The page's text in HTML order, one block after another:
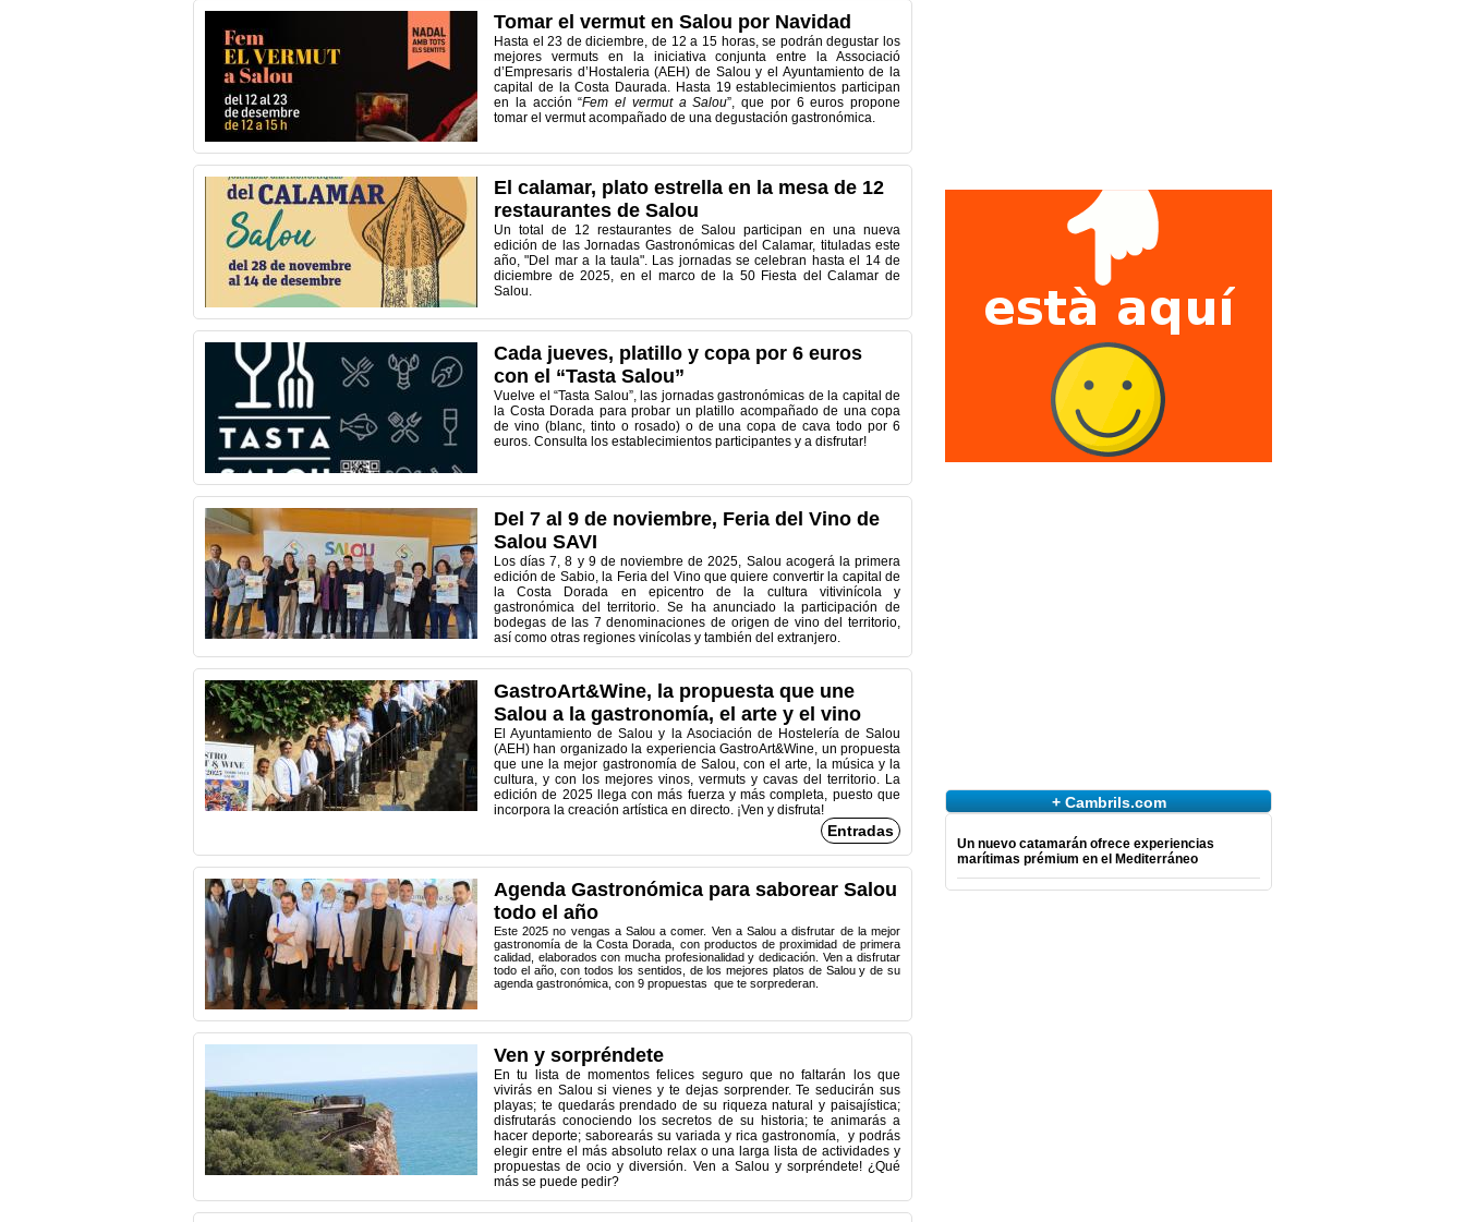
Tomar el vermut en Salou por Navidad
Hasta el 23 de diciembre, de 12 a 15 horas, se podrán degustar los
mejores vermuts en la iniciativa conjunta entre la Associació
d’Empresaris d’Hostaleria (AEH) de Salou y el Ayuntamiento de la
capital de la Costa Daurada. Hasta 19 establecimientos participan
en la acción “Fem el vermut a Salou”, que por 6 euros propone
tomar el vermut acompañado de una degustación gastronómica.
El calamar, plato estrella en la mesa de 12
restaurantes de Salou
Un total de 12 restaurantes de Salou participan en una nueva
edición de las Jornadas Gastronómicas del Calamar, tituladas este
año, "Del mar a la taula". Las jornadas se celebran hasta el 14 de
diciembre de 2025, en el marco de la 50 Fiesta del Calamar de
Salou.
Cada jueves, platillo y copa por 6 euros
con el “Tasta Salou”
Vuelve el “Tasta Salou”, las jornadas gastronómicas de la capital de
la Costa Dorada para probar un platillo acompañado de una copa
de vino (blanc, tinto o rosado) o de una copa de cava todo por 6
euros. Consulta los establecimientos participantes y a disfrutar!
Del 7 al 9 de noviembre, Feria del Vino de
Salou SAVI
Los días 7, 8 y 9 de noviembre de 2025, Salou acogerá la primera
edición de Sabio, la Feria del Vino que quiere convertir la capital de
la Costa Dorada en epicentro de la cultura vitivinícola y
gastronómica del territorio. Se ha anunciado la participación de
bodegas de las 7 denominaciones de origen de vino del territorio,
así como otras regiones vinícolas y también del extranjero.
GastroArt&Wine, la propuesta que une
Salou a la gastronomía, el arte y el vino
El Ayuntamiento de Salou y la Asociación de Hostelería de Salou
(AEH) han organizado la experiencia GastroArt&Wine, un propuesta
que une la mejor gastronomía de Salou, con el arte, la música y la
cultura, y con los mejores vinos, vermuts y cavas del territorio. La
edición de 2025 llega con más fuerza y más completa, puesto que
incorpora la creación artística en directo. ¡Ven y disfruta!
Entradas
Agenda Gastronómica para saborear Salou
todo el año
Este 2025 no vengas a Salou a comer. Ven a Salou a disfrutar de la mejor
gastronomía de la Costa Dorada, con productos de proximidad de primera
calidad, elaborados con mucha profesionalidad y dedicación. Ven a disfrutar
todo el año, con todos los sentidos, de los mejores platos de Salou y de su
agenda gastronómica, con 9 propuestas que te sorprederan.
Ven y sorpréndete
En tu lista de momentos felices seguro que no faltarán los que
vivirás en Salou si vienes y te dejas sorprender. Te seducirán sus
playas; te quedarás prendado de su riqueza natural y paisajística;
disfrutarás conociendo los secretos de su historia; te animarás a
hacer deporte; saborearás su variada y rica gastronomía, y podrás
elegir entre el más absoluto relax o una larga lista de actividades y
propuestas de ocio y diversión. Ven a Salou y sorpréndete! ¿Qué
más se puede pedir?
+ Cambrils.com
Un nuevo catamarán ofrece experiencias
marítimas prémium en el Mediterráneo